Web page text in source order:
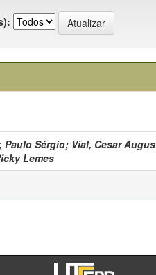
Paulo Sérgio; Vial, Cesar
Lemes
- Brasil